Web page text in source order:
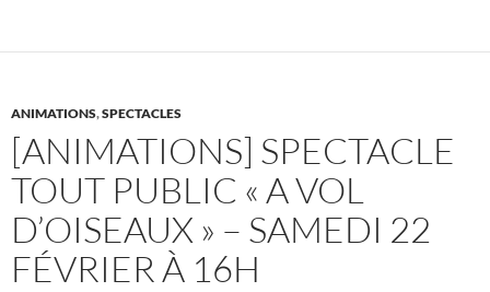
o
ANIMATIONS,SPECTACLES
[ANIMATIONS] SPECTACLE
TOUT PUBLIC « A VOL
D’OISEAUX » – SAMEDI 22
FÉVRIER À 16H